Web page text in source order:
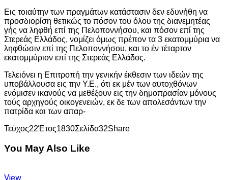
Εις τοιαύτην των πραγμάτων κατάστασιν δεν εδυνήθη να
προσδιορίση θετικώς το πόσον του όλου της διανεμητέας
γής να ληφθή επί της Πελοποννήσου, και πόσον επί της
Στερεάς Ελλάδος, νομίζει όμως πρέπον τα 3 εκατομμύρια να
ληφθώσιν επί της Πελοποννήσου, και το έν τέταρτον
εκατομμύριον επί της Στερεάς Ελλάδος.
Τελειόνει η Επιτροπή την γενικήν έκθεσιν των ιδεών της
υποβάλλουσα εις την Υ.Ε., ότι εκ μέν των αυτοχθόνων
ενόμισεν ικανούς να μεθέξουν εις την δημοπρασίαν μόνους
τούς αρχηγούς οικογενειών, εκ δε των απολεσάντων την
πατρίδα και των απαρ-
Τεύχος22Έτος1830Σελίδα32Share
You May Also Like
View